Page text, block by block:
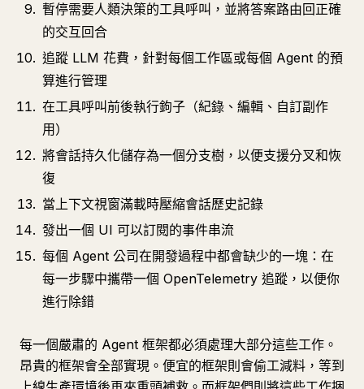
暫停需要人類決策的工具呼叫，並將答案路由回正確
的交互回合
追蹤 LLM 花費，針對每個工作區或每個 Agent 的預
算進行管理
在工具呼叫前後執行鉤子（紀錄、編輯、自訂副作
用）
將會話持久化儲存為一個分支樹，以便支援分叉和恢
復
當上下文視窗滿載時壓縮會話歷史記錄
發出一個 UI 可以訂閱的事件串流
每個 Agent 公司在開發過程中都會缺少的一塊：在
每一步驟中攜帶一個 OpenTelemetry 追蹤，以便你
進行除錯
每一個嚴肅的 Agent 框架都必須處理大部分這些工作。
昂貴的框架會全部實現。便宜的框架則會偷工減料，等到